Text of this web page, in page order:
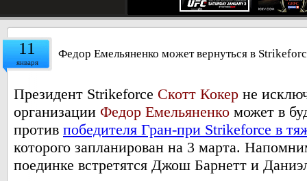
11
января
Федор Емельяненко может вернуться в
Президент Strikeforce Скотт Кокер не
организации Федор Емельяненко может в
против победителя Гран-при Strikeforce в
которого запланирован на 3 марта.
поединке встретятся Джош Барнетт и